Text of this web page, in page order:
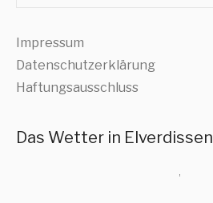
Impressum
Datenschutzerklärung
Haftungsausschluss
Das Wetter in Elverdissen
,